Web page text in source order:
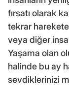
fırsatı olarak
tekrar
veya diğer
Yaşama olan
halinde bu ay
sevdiklerinizi